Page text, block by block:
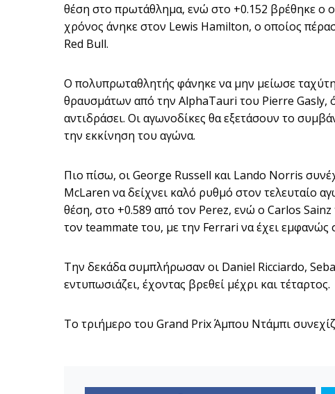
θέση στο πρωτάθλημα, ενώ στο +0.152 βρέθηκε ο
χρόνος άνηκε στον Lewis Hamilton, ο οποίος
Red Bull.
Ο πολυπρωταθλητής φάνηκε να μην μείωσε
θραυσμάτων από την AlphaTauri του Pierre Gasly,
αντιδράσει. Οι αγωνοδίκες θα εξετάσουν το
την εκκίνηση του αγώνα.
Πιο πίσω, οι George Russell και Lando Norris
McLaren να δείχνει καλό ρυθμό στον τελευταίο
θέση, στο +0.589 από τον Perez, ενώ ο Carlos
τον teammate του, με την Ferrari να έχει εμφανώς
Την δεκάδα συμπλήρωσαν οι Daniel Ricciardo,
εντυπωσιάζει, έχοντας βρεθεί μέχρι και τέταρτος.
Το τριήμερο του Grand Prix Άμπου Ντάμπι